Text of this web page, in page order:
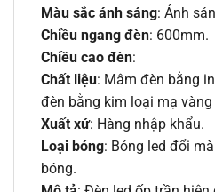
Màu sắc ánh sáng: Ánh
Chiều ngang đèn: 600mm.
Chiều cao đèn:
Chất liệu: Mâm đèn bằng
đèn bằng kim loại mạ
Xuất xứ: Hàng nhập khẩu.
Loại bóng: Bóng led đổi
bóng.